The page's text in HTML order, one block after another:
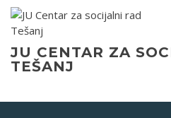
Skip
content
JU CENTAR ZA
TEŠANJ